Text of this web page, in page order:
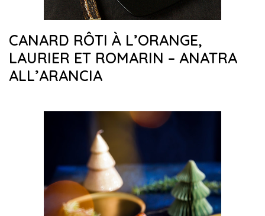
CANARD RÔTI À L’ORANGE,
LAURIER ET ROMARIN – ANATRA
ALL’ARANCIA